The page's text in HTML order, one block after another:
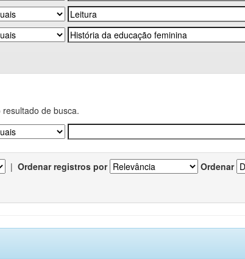
de busca.
| Ordenar registros por Ordenar